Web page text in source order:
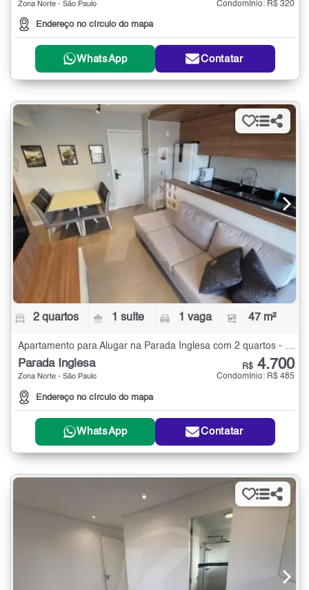
Zona Norte - São Paulo
Endereço no círculo do mapa
Condomínio: R$ 320
WhatsApp Contatar
2 quartos 1 suíte 1 vaga 47 m²
Apartamento para Alugar na Parada Inglesa com 2 quartos - 47 m²
Parada Inglesa
Zona Norte - São Paulo
Endereço no círculo do mapa
R$ 4.700
Condomínio: R$ 485
WhatsApp Contatar